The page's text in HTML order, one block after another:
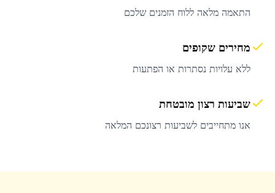
התאמה מלאה ללוח הזמנים שלכם
מחירים שקופים
ללא עלויות נסתרות או הפתעות
שביעות רצון מובטחת
אנו מתחייבים לשביעות רצונכם המלאה